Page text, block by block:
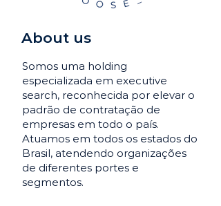
About us
Somos uma holding
especializada em executive
search, reconhecida por elevar o
padrão de contratação de
empresas em todo o país.
Atuamos em todos os estados do
Brasil, atendendo organizações
de diferentes portes e
segmentos.